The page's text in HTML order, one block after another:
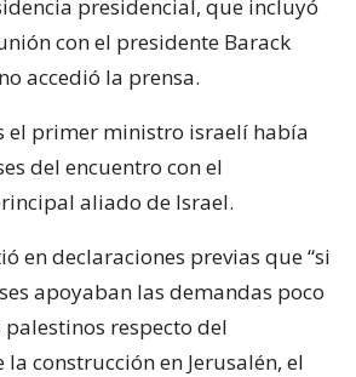
presidencial, que incluyó
con el presidente Barack
accedió la prensa.
el primer ministro israelí había
del encuentro con el
aliado de Israel.
en declaraciones previas que “si
apoyaban las demandas poco
respecto del
construcción en Jerusalén, el